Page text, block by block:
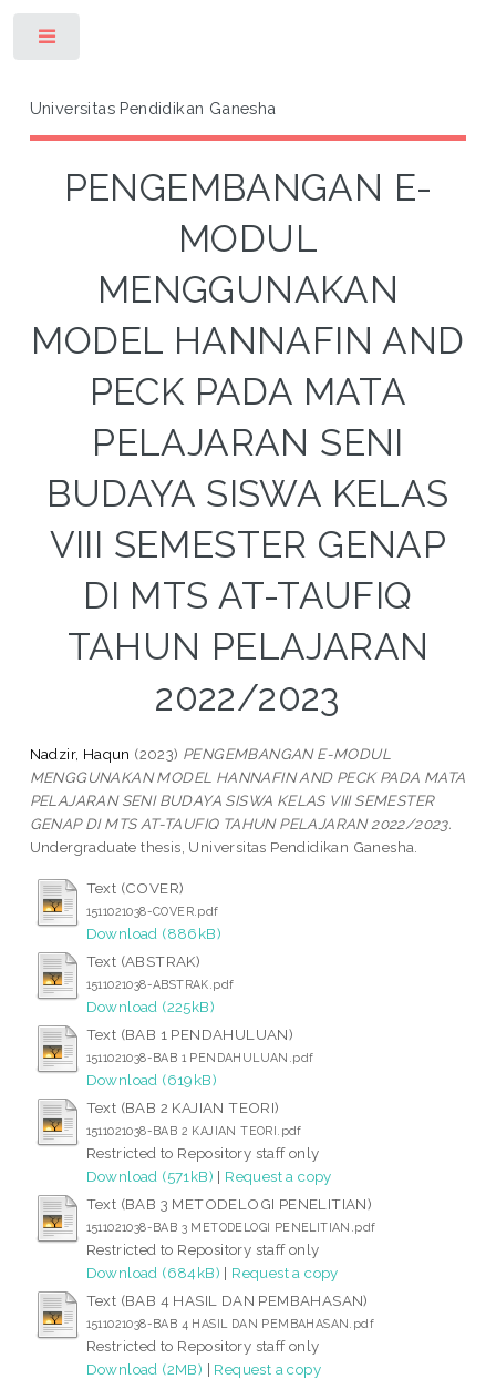
Universitas Pendidikan Ganesha
PENGEMBANGAN E-
MODUL
MENGGUNAKAN
MODEL HANNAFIN AND
PECK PADA MATA
PELAJARAN SENI
BUDAYA SISWA KELAS
VIII SEMESTER GENAP
DI MTS AT-TAUFIQ
TAHUN PELAJARAN
2022/2023
Nadzir, Haqun (2023) PENGEMBANGAN E-MODUL
MENGGUNAKAN MODEL HANNAFIN AND PECK PADA MATA
PELAJARAN SENI BUDAYA SISWA KELAS VIII SEMESTER
GENAP DI MTS AT-TAUFIQ TAHUN PELAJARAN 2022/2023.
Undergraduate thesis, Universitas Pendidikan Ganesha.
Text (COVER)
1511021038-COVER.pdf
Download (886kB)
Text (ABSTRAK)
1511021038-ABSTRAK.pdf
Download (225kB)
Text (BAB 1 PENDAHULUAN)
1511021038-BAB 1 PENDAHULUAN.pdf
Download (619kB)
Text (BAB 2 KAJIAN TEORI)
1511021038-BAB 2 KAJIAN TEORI.pdf
Restricted to Repository staff only
Download (571kB) | Request a copy
Text (BAB 3 METODELOGI PENELITIAN)
1511021038-BAB 3 METODELOGI PENELITIAN.pdf
Restricted to Repository staff only
Download (684kB) | Request a copy
Text (BAB 4 HASIL DAN PEMBAHASAN)
1511021038-BAB 4 HASIL DAN PEMBAHASAN.pdf
Restricted to Repository staff only
Download (2MB) | Request a copy